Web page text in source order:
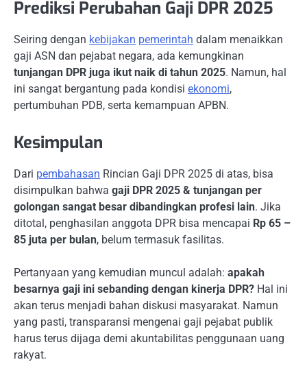
Prediksi Perubahan Gaji DPR 2025
Seiring dengan kebijakan pemerintah dalam menaikkan
gaji ASN dan pejabat negara, ada kemungkinan
tunjangan DPR juga ikut naik di tahun 2025. Namun, hal
ini sangat bergantung pada kondisi ekonomi,
pertumbuhan PDB, serta kemampuan APBN.
Kesimpulan
Dari pembahasan Rincian Gaji DPR 2025 di atas, bisa
disimpulkan bahwa gaji DPR 2025 & tunjangan per
golongan sangat besar dibandingkan profesi lain. Jika
ditotal, penghasilan anggota DPR bisa mencapai Rp 65 –
85 juta per bulan, belum termasuk fasilitas.
Pertanyaan yang kemudian muncul adalah: apakah
besarnya gaji ini sebanding dengan kinerja DPR? Hal ini
akan terus menjadi bahan diskusi masyarakat. Namun
yang pasti, transparansi mengenai gaji pejabat publik
harus terus dijaga demi akuntabilitas penggunaan uang
rakyat.